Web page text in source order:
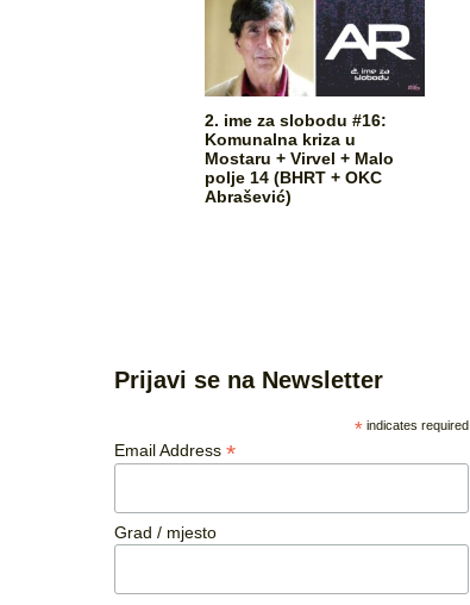
2. ime za slobodu #16:
Komunalna kriza u
Mostaru + Virvel + Malo
polje 14 (BHRT + OKC
Abrašević)
Prijavi se na Newsletter
*indicates required
Email Address *
Grad / mjesto